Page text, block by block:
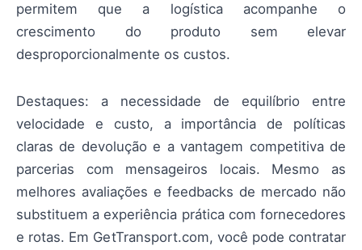
permitem que a logística acompanhe o
crescimento do produto sem elevar
desproporcionalmente os custos.
Destaques: a necessidade de equilíbrio entre
velocidade e custo, a importância de políticas
claras de devolução e a vantagem competitiva de
parcerias com mensageiros locais. Mesmo as
melhores avaliações e feedbacks de mercado não
substituem a experiência prática com fornecedores
e rotas. Em GetTransport.com, você pode contratar